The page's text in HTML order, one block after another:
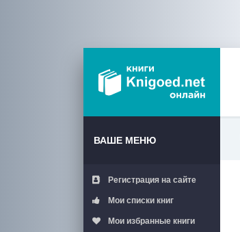
ВАШЕ МЕНЮ
Регистрация на сайте
Мои списки книг
Мои избранные книги